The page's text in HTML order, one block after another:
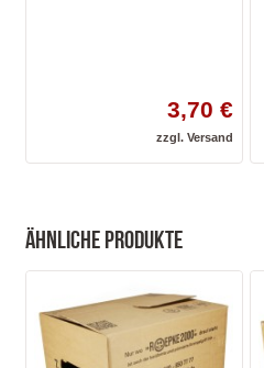
3,70 €
zzgl.Versand
Ähnliche Produkte